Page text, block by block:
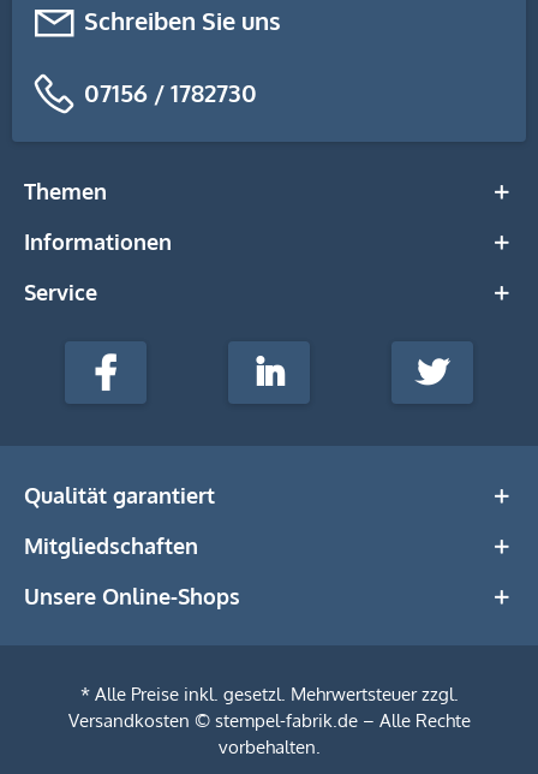
Schreiben Sie uns
07156 / 1782730
Themen
Informationen
Service
stempel-
Media
Facebook LinkedIn Twitter
Qualität garantiert
Mitgliedschaften
Unsere Online-Shops
* Alle Preise inkl. gesetzl. Mehrwertsteuer zzgl.
Versandkosten © stempel-fabrik.de – Alle Rechte
vorbehalten.